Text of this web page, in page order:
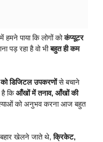
पाया कि लोगों कोकंप्यूटर
पड़ रहा है वो भीबहुत ही कम
को डिजिटल उपकरणोंसे बचाने
है किआँखों में तनाव, आँखों की
को अनुभव करना आज बहुत
खेलने जाते थे,क्रिकेट,